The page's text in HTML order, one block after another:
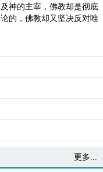
神的主宰，佛教却是彻底
的，佛教却又坚决反对唯
更多...